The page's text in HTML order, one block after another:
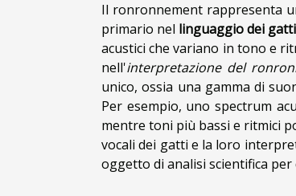
Il ronronnement rappresenta
primario nel linguaggio dei gatti
acustici che variano in tono e
nell'interpretazione del
unico, ossia una gamma di
Per esempio, uno spectrum
mentre toni più bassi e ritmici
vocali dei gatti e la loro
oggetto di analisi scientifica